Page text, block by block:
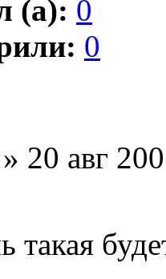
(а): 0
0
» 20 авг